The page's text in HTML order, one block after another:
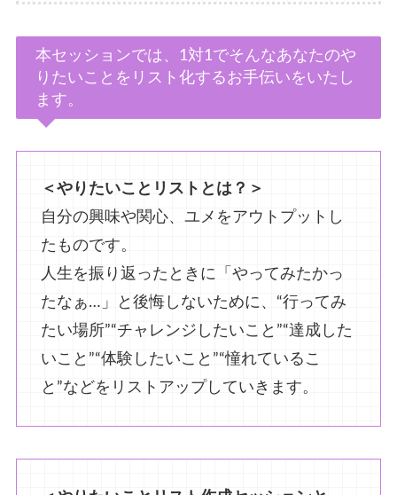
本セッションでは、1対1でそんなあなたのや
りたいことをリスト化するお手伝いをいたし
ます。
＜やりたいことリストとは？＞
自分の興味や関心、ユメをアウトプットし
たものです。
人生を振り返ったときに「やってみたかっ
たなぁ…」と後悔しないために、“行ってみ
たい場所”“チャレンジしたいこと”“達成した
いこと”“体験したいこと”“憧れているこ
と”などをリストアップしていきます。